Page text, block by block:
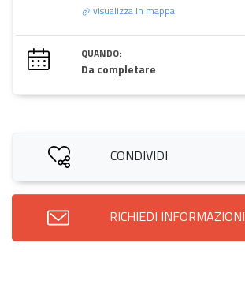
visualizza in mappa
QUANDO:
Da completare
CONDIVIDI
RICHIEDI INFORMAZIONI